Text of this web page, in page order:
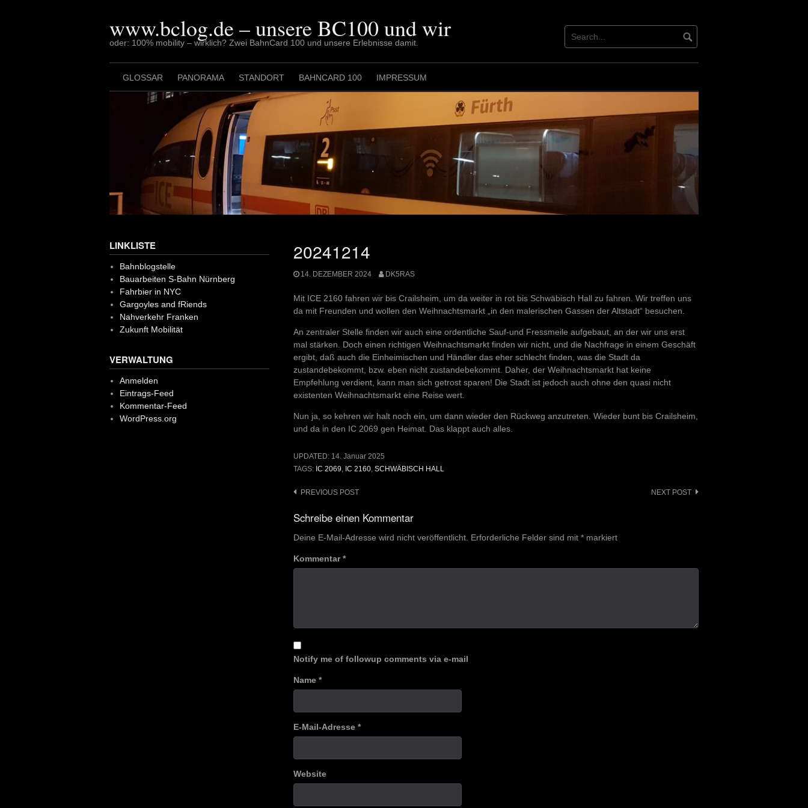
www.bclog.de – unsere BC100 und wir
oder: 100% mobility – wirklich? Zwei BahnCard 100 und unsere Erlebnisse damit.
GLOSSAR PANORAMA STANDORT BAHNCARD 100 IMPRESSUM
20241214
14. DEZEMBER 2024 DK5RAS
Mit ICE 2160 fahren wir bis Crailsheim, um da weiter in rot bis Schwäbisch Hall zu fahren. Wir treffen uns
da mit Freunden und wollen den Weihnachtsmarkt „in den malerischen Gassen der Altstadt“ besuchen.
An zentraler Stelle finden wir auch eine ordentliche Sauf-und Fressmeile aufgebaut, an der wir uns erst
mal stärken. Doch einen richtigen Weihnachtsmarkt finden wir nicht, und die Nachfrage in einem Geschäft
ergibt, daß auch die Einheimischen und Händler das eher schlecht finden, was die Stadt da
zustandebekommt, bzw. eben nicht zustandebekommt. Daher, der Weihnachtsmarkt hat keine
Empfehlung verdient, kann man sich getrost sparen! Die Stadt ist jedoch auch ohne den quasi nicht
existenten Weihnachtsmarkt eine Reise wert.
Nun ja, so kehren wir halt noch ein, um dann wieder den Rückweg anzutreten. Wieder bunt bis Crailsheim,
und da in den IC 2069 gen Heimat. Das klappt auch alles.
UPDATED: 14. Januar 2025
TAGS: IC 2069 IC 2160 SCHWÄBISCH HALL
Post
navigation
PREVIOUS POST NEXT POST
Schreibe einen Kommentar
Deine E-Mail-Adresse wird nicht veröffentlicht. Erforderliche Felder sind mit * markiert
Kommentar*
Notify me of followup comments via e-mail
Name *
E-Mail-Adresse *
Website
LINKLISTE
Bahnblogstelle
Bauarbeiten S-Bahn Nürnberg
Fahrbier in NYC
Gargoyles and fRiends
Nahverkehr Franken
Zukunft Mobilität
VERWALTUNG
Anmelden
Eintrags-Feed
Kommentar-Feed
WordPress.org